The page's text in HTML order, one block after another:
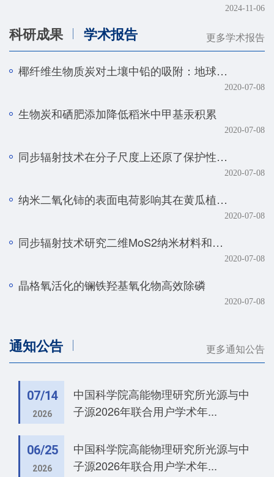
2024-11-06
科研成果 学术报告 更多学术报告
椰纤维生物质炭对土壤中铅的吸附：地球化学和光谱学研究
2020-07-08
生物炭和硒肥添加降低稻米中甲基汞积累
2020-07-08
同步辐射技术在分子尺度上还原了保护性耕作土壤磷元素的真实赋存形态
2020-07-08
纳米二氧化铈的表面电荷影响其在黄瓜植株中的转化、转运及毒性
2020-07-08
同步辐射技术研究二维MoS2纳米材料和生物体的相互作用规律
2020-07-08
晶格氧活化的镧铁羟基氧化物高效除磷
2020-07-08
通知公告 更多通知公告
07/14
2026
中国科学院高能物理研究所光源与中
子源2026年联合用户学术年...
06/25
2026
中国科学院高能物理研究所光源与中
子源2026年联合用户学术年...